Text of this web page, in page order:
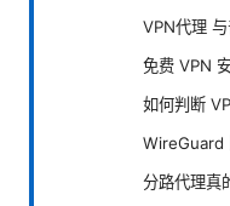
VPN代理 与
免费 VPN
如何判断
WireGuard
分路代理真